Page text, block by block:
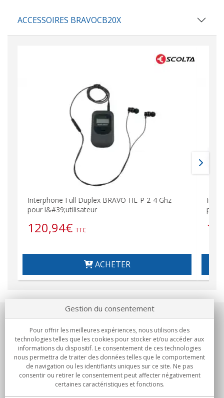
ACCESSOIRES BRAVOCB20X
Interphone Full Duplex BRAVO-HE-P 2-4 Ghz
pour l&#39;utilisateur
120,94€ TTC
ACHETER
pour
Notre société
Engagements
Achats
Gestion du consentement
Pour offrir les meilleures expériences, nous utilisons des
technologies telles que les cookies pour stocker et/ou accéder aux
informations du dispositif. Le consentement de ces technologies
nous permettra de traiter des données telles que le comportement
de navigation ou les identifiants uniques sur ce site. Ne pas
consentir ou retirer le consentement peut affecter négativement
certaines caractéristiques et fonctions.